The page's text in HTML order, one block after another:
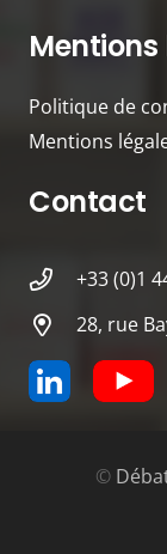
Politique de
Mentions
Contact
+33 (0)1
28, rue
©